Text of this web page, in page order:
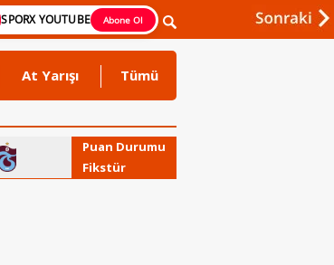
SPORX YOUTUBE Abone Ol
At Yarışı Tümü
Puan Durumu
Fikstür